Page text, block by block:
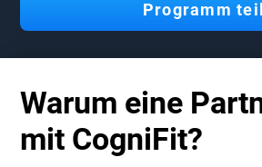
Programm teil
Warum eine
mit CogniFit?